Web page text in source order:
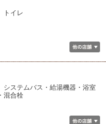
トイレ
ステムバス・給湯機器・浴室
混合栓